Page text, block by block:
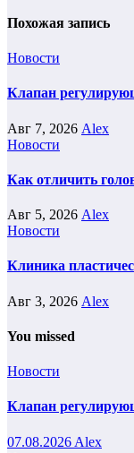
Похожая запись
Новости
Клапан
Авг 7, 2026 Alex
Новости
Как отличить
Авг 5, 2026 Alex
Новости
Клиника
Авг 3, 2026 Alex
You missed
Новости
Клапан
07.08.2026 Alex